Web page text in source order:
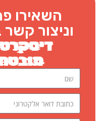
השאירו
וניצור